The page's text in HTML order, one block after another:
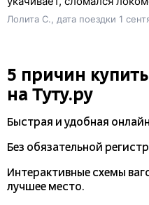
Лолита С., дата поездки 1
5 причин купить
на Туту.ру
Быстрая и удобная
Без обязательной
Интерактивные схемы
лучшее место.